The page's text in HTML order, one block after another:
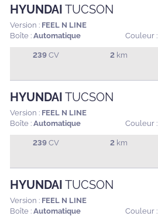
HYUNDAI TUCSON
Version : FEEL N LINE
Boîte : Automatique Couleur :
239 CV 2 km
HYUNDAI TUCSON
Version : FEEL N LINE
Boîte : Automatique Couleur :
239 CV 2 km
HYUNDAI TUCSON
Version : FEEL N LINE
Boîte : Automatique Couleur :